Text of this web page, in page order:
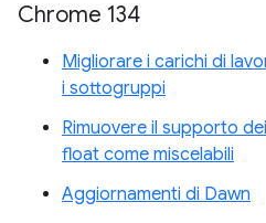
Chrome 134
Migliorare i carichi di
i sottogruppi
Rimuovere il supporto
float come miscelabili
Aggiornamenti di Dawn